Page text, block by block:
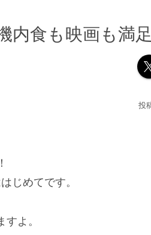
内食も映画も満
じめてです。
よ。